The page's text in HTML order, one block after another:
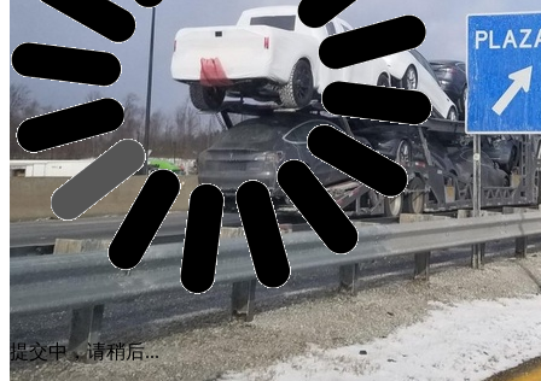
提交中，请稍后...